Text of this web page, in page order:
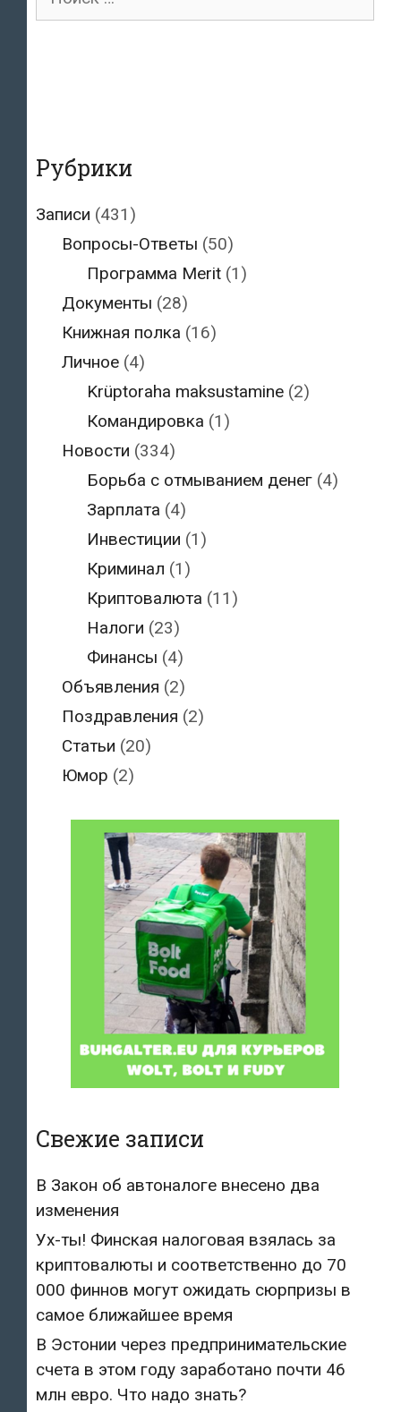
Рубрики
Записи (431)
Вопросы-Ответы (50)
Программа Merit (1)
Документы (28)
Книжная полка (16)
Личное(4)
Krüptoraha maksustamine (2)
Командировка (1)
Новости (334)
Борьба с отмыванием денег (4)
Зарплата (4)
Инвестиции (1)
Криминал (1)
Криптовалюта (11)
Налоги (23)
Финансы (4)
Объявления (2)
Поздравления (2)
Статьи (20)
Юмор (2)
Свежие записи
В Закон об автоналоге внесено два
изменения
Ух-ты! Финская налоговая взялась за
криптовалюты и соответственно до 70
000 финнов могут ожидать сюрпризы в
самое ближайшее время
В Эстонии через предпринимательские
счета в этом году заработано почти 46
млн евро. Что надо знать?